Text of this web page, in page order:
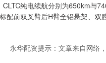
纯电续航分别为650km与
配前双叉臂后H臂全铝悬架、双
永华配资提示：文章来自网络